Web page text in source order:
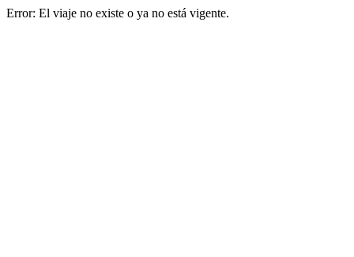
Error: El viaje no existe o ya no está vigente.